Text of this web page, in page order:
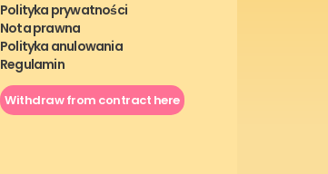
Polityka prywatności
Nota prawna
Polityka anulowania
Regulamin
Withdraw from contract here